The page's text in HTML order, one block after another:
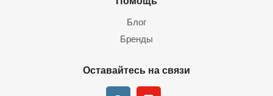
Блог
Бренды
Оставайтесь на связи